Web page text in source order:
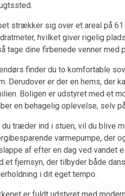
strækker sig over et areal på 61
hvilket giver rigelig
tage dine firbenede venner med
finder du to komfortable
Derudover er der en hems, der
Boligen er udstyret med et
en behagelig oplevelse, selv
du træder ind i stuen, vil du blive
varmepumpe, der
af efter en dag ved vandet
et fjernsyn, der tilbyder både
i dit eget tempo.